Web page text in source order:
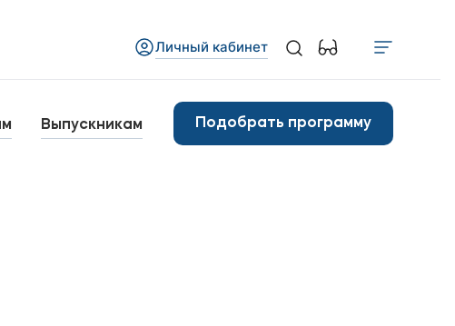
Личный кабинет
Выпускникам Подобрать программу